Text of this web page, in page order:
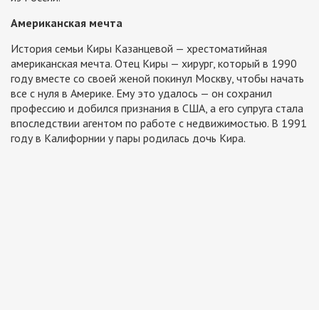
Американская мечта
История семьи Киры Казанцевой — хрестоматийная
американская мечта. Отец Киры — хирург, который в 1990
году вместе со своей женой покинул Москву, чтобы начать
все с нуля в Америке. Ему это удалось — он сохранил
профессию и добился признания в США, а его супруга стала
впоследствии агентом по работе с недвижимостью. В 1991
году в Калифорнии у пары родилась дочь Кира.